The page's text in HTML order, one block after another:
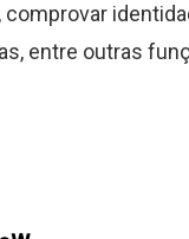
entre outras